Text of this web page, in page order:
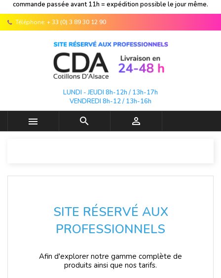
commande passée avant 11h = expédition possible le jour même.
Téléphone: + 33 (0) 3 89 30 12 90
LUNDI - JEUDI 8h-12h / 13h-17h
VENDREDI 8h-12 / 13h-16h
  
SITE RÉSERVÉ AUX
PROFESSIONNELS
Afin d'explorer notre gamme complète de
produits ainsi que nos tarifs.